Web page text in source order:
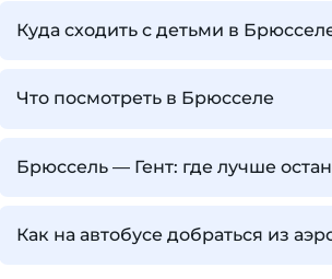
Куда сходить с детьми в
Что посмотреть в Брюсселе
Брюссель — Гент: где лучше
Как на автобусе добраться из